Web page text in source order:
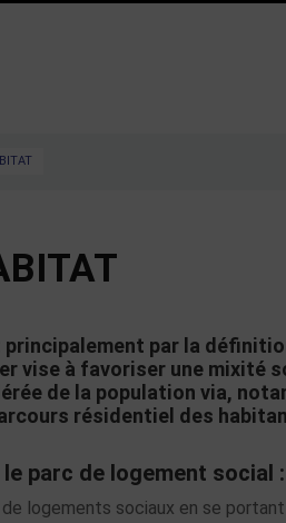
par la
vise à favoriser une mixité
de la population via,
résidentiel des
parc de logement social :
logements sociaux en se